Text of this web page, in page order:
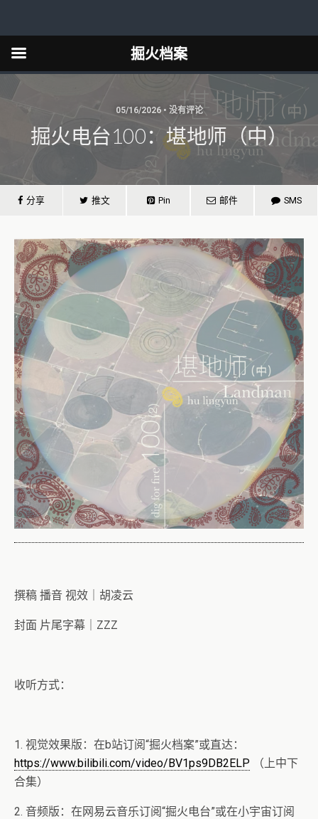
05/16/2026 • 没有评论
掘火电台100：堪地师（中）
分享 推文 Pin 邮件 SMS
撰稿 播音 视效｜胡凌云
封面 片尾字幕｜ZZZ
收听方式：
1. 视觉效果版：在b站订阅“掘火档案”或直达：
https://www.bilibili.com/video/BV1ps9DB2ELP （上中下
合集）
2. 音频版：在网易云音乐订阅“掘火电台”或在小宇宙订阅
掘火档案